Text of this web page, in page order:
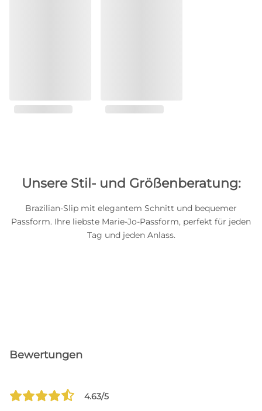
Unsere Stil- und Größenberatung:
Brazilian-Slip mit elegantem Schnitt und bequemer
Passform. Ihre liebste Marie-Jo-Passform, perfekt für jeden
Tag und jeden Anlass.
Bewertungen
4.63/5